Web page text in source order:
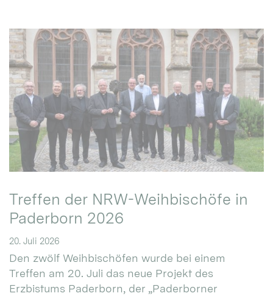
Treffen der NRW-Weihbischöfe in
Paderborn 2026
20. Juli 2026
Den zwölf Weihbischöfen wurde bei einem
Treffen am 20. Juli das neue Projekt des
Erzbistums Paderborn, der „Paderborner